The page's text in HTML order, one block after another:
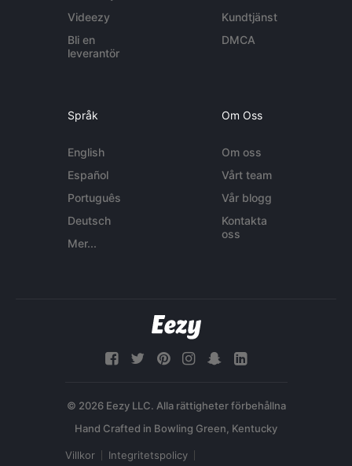
Videezy
Bli en
leverantör
Kundtjänst
DMCA
Språk
English
Español
Português
Deutsch
Mer...
Om Oss
Om oss
Vårt team
Vår blogg
Kontakta
oss
© 2026 Eezy LLC. Alla rättigheter förbehållna
Villkor Integritetspolicy